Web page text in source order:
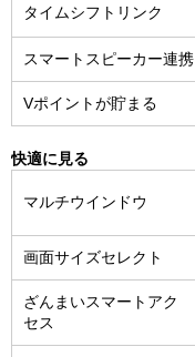
タイムシフトリンク
スマートスピーカー連携
Vポイントが貯まる
快適に見る
マルチウインドウ
画面サイズセレクト
ざんまいスマートアク
セス